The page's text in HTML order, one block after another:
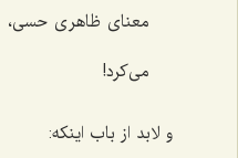
معنای ظاهری حسی،
می‌کرد!
و لابد از باب اینکه: